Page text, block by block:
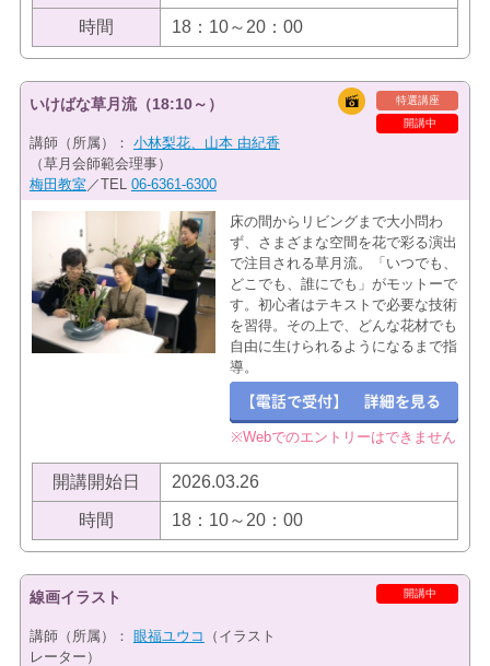
時間 18：10～20：00
特選講座
開講中
いけばな草月流（18:10～）
講師（所属）： 小林梨花、山本 由紀香
（草月会師範会理事）
梅田教室 ／TEL 06-6361-6300
床の間からリビングまで大小問わ
ず、さまざまな空間を花で彩る演出
で注目される草月流。「いつでも、
どこでも、誰にでも」がモットーで
す。初心者はテキストで必要な技術
を習得。その上で、どんな花材でも
自由に生けられるようになるまで指
導。
※Webでのエントリーはできません
開講開始日 2026.03.26
時間 18：10～20：00
開講中
線画イラスト
講師（所属）： 眼福ユウコ
（イラスト
レーター）